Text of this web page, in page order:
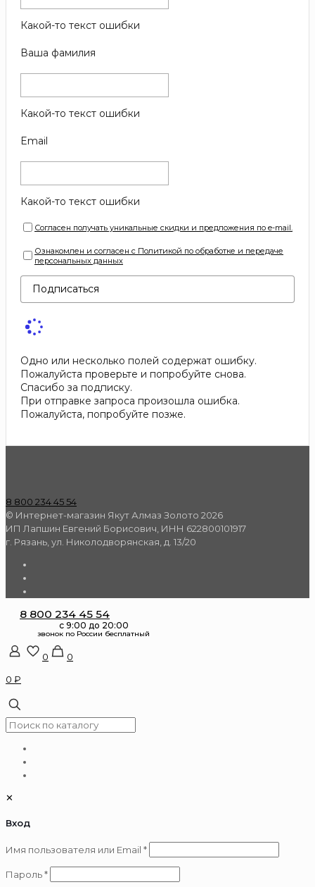
Какой-то текст ошибки
Ваша фамилия
Какой-то текст ошибки
Email
Какой-то текст ошибки
Согласен получать уникальные скидки и предложения по e-mail.
Ознакомлен и согласен с Политикой по обработке и передаче
персональных данных
Подписаться
Одно или несколько полей содержат ошибку.
Пожалуйста проверьте и попробуйте снова.
Спасибо за подписку.
При отправке запроса произошла ошибка.
Пожалуйста, попробуйте позже.
8 800 234 45 54
© Интернет-магазин Якут Алмаз Золото 2026
ИП Лапшин Евгений Борисович, ИНН 622800101917
г. Рязань, ул. Николодворянская, д. 13/20
8 800 234 45 54
0
0
0 ₽
✕
Вход
Имя пользователя или Email *Обязательно
Пароль*Обязательно